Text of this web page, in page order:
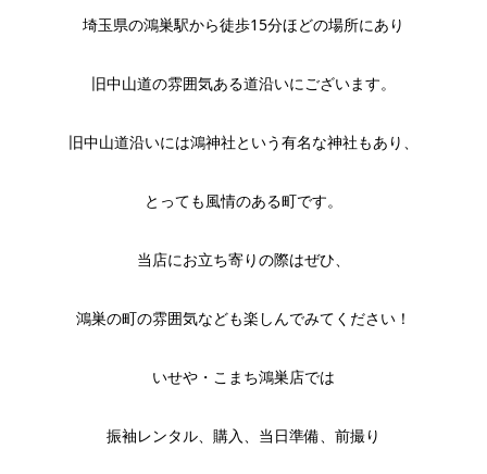
埼玉県の鴻巣駅から徒歩15分ほどの場所にあり
旧中山道の雰囲気ある道沿いにございます。
旧中山道沿いには鴻神社という有名な神社もあり、
とっても風情のある町です。
当店にお立ち寄りの際はぜひ、
鴻巣の町の雰囲気なども楽しんでみてください！
いせや・こまち鴻巣店では
振袖レンタル、購入、当日準備、前撮り